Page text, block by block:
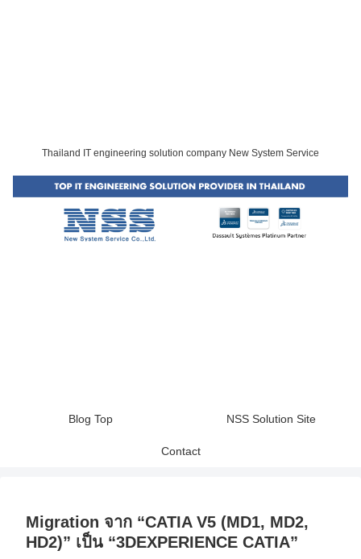
Thailand IT engineering solution company New System Service
Blog Top NSS Solution Site
Contact
Migration จาก “CATIA V5 (MD1, MD2,
HD2)” เป็น “3DEXPERIENCE CATIA”